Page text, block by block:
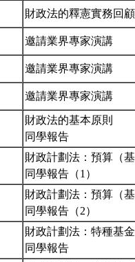
財政法的釋憲實務回
邀請業界專家演講
邀請業界專家演講
邀請業界專家演講
財政法的基本原則
同學報告
財政計劃法：預算（
同學報告（1）
財政計劃法：預算（
同學報告（2）
財政計劃法：特種基金
同學報告